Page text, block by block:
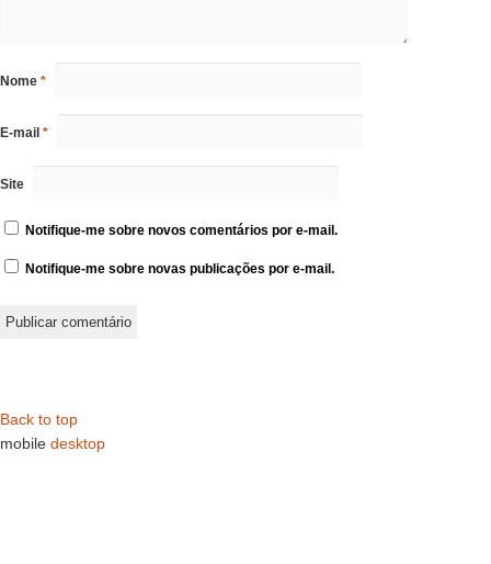
Nome *
E-mail *
Site
Notifique-me sobre novos comentários por e-mail.
Notifique-me sobre novas publicações por e-mail.
Back to top
mobile desktop